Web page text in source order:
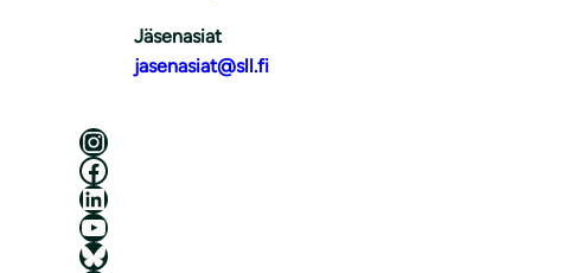
Jäsenasiat
jasenasiat@sll.fi
Luonnonsuojeluliitto Instagramissa
Luonnonsuojeluliitto Facebookissa
Luonnonsuojeluliitto LinkedInissä
Luonnonsuojeluliiton YouTube-kanava
Luonnonsuojeluliitto Blueskyssa